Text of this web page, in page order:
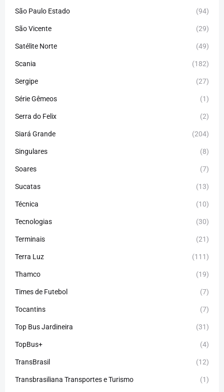
São Paulo Estado (94)
São Vicente (29)
Satélite Norte (49)
Scania (182)
Sergipe (27)
Série Gêmeos (1)
Serra do Felix (2)
Siará Grande (204)
Singulares (8)
Soares (7)
Sucatas (13)
Técnica (10)
Tecnologias (30)
Terminais (21)
Terra Luz (111)
Thamco (19)
Times de Futebol (7)
Tocantins (7)
Top Bus Jardineira (31)
TopBus+ (4)
TransBrasil (12)
Transbrasiliana Transportes e Turismo (1)